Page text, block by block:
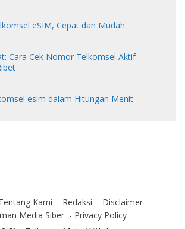
eSIM, Cepat dan Mudah.
Cara Cek Nomor Telkomsel Aktif
esim dalam Hitungan Menit
Kami Redaksi
Disclaimer
Media Siber
Privacy Policy